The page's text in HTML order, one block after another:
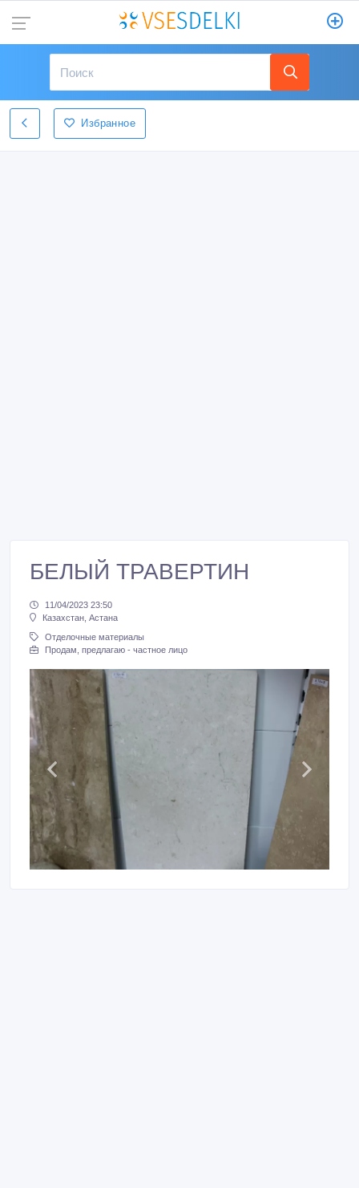
Избранное
БЕЛЫЙ ТРАВЕРТИН
11/04/2023 23:50
Казахстан, Астана
Отделочные материалы
Продам, предлагаю - частное лицо